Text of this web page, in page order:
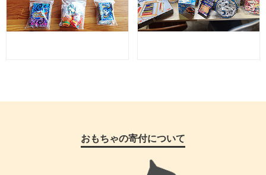
おもちゃの寄付について